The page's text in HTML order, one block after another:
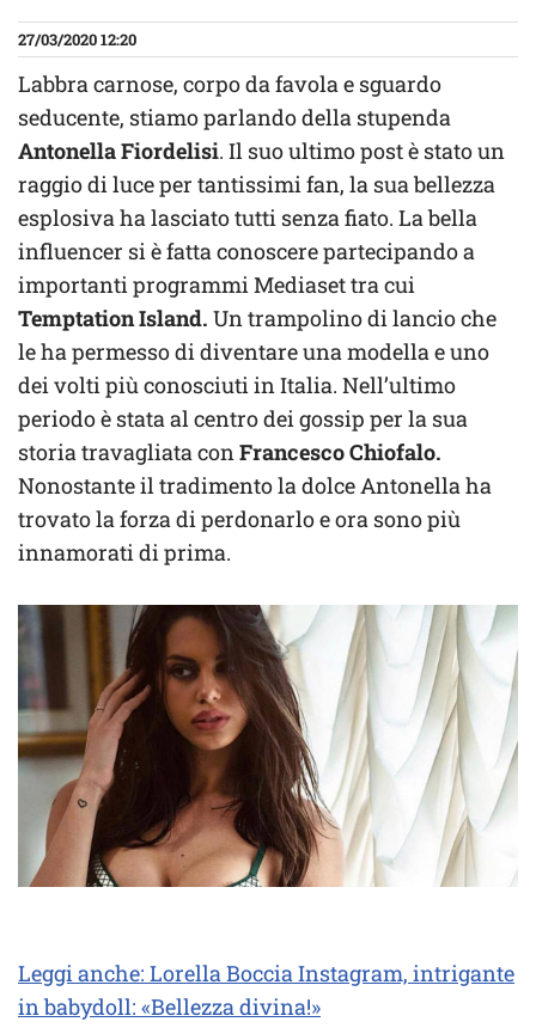
27/03/2020 12:20
Labbra carnose, corpo da favola e sguardo
seducente, stiamo parlando della stupenda
Antonella Fiordelisi. Il suo ultimo post è stato un
raggio di luce per tantissimi fan, la sua bellezza
esplosiva ha lasciato tutti senza fiato. La bella
influencer si è fatta conoscere partecipando a
importanti programmi Mediaset tra cui
Temptation Island. Un trampolino di lancio che
le ha permesso di diventare una modella e uno
dei volti più conosciuti in Italia. Nell’ultimo
periodo è stata al centro dei gossip per la sua
storia travagliata conFrancesco Chiofalo.
Nonostante il tradimento la dolce Antonella ha
trovato la forza di perdonarlo e ora sono più
innamorati di prima.
Leggi anche: Lorella Boccia Instagram, intrigante
in babydoll: «Bellezza divina!»